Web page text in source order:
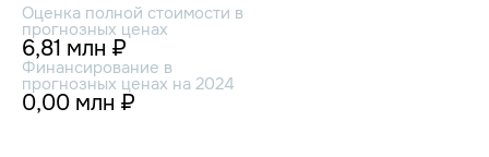
Оценка полной стоимости в
прогнозных ценах
6,81 млн ₽
Финансирование в
прогнозных ценах на 2024
0,00 млн ₽